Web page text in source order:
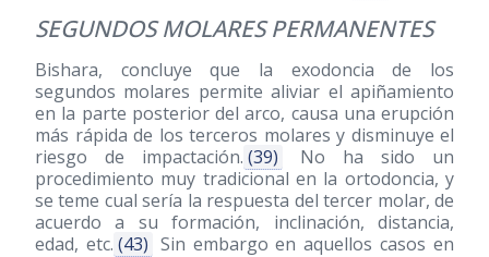
SEGUNDOS MOLARES PERMANENTES
Bishara, concluye que la exodoncia de los
segundos molares permite aliviar el apiñamiento
en la parte posterior del arco, causa una erupción
más rápida de los terceros molares y disminuye el
riesgo de impactación. (39)
No ha sido un
procedimiento muy tradicional en la ortodoncia, y
se teme cual sería la respuesta del tercer molar, de
acuerdo a su formación, inclinación, distancia,
edad, etc. (43) Sin embargo en aquellos casos en